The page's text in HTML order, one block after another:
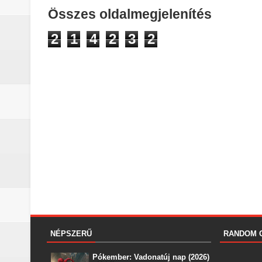
Összes oldalmegjelenítés
2 1 4 2 3 2
NÉPSZERŰ
Pókember: Vadonatúj nap (2026)
RANDOM